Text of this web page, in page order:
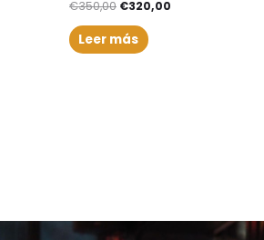
€350,00 €320,00
Leer más